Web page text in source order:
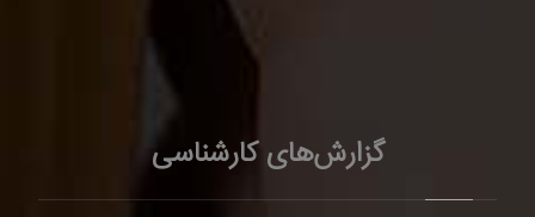
گزارش‌های کارشناسی